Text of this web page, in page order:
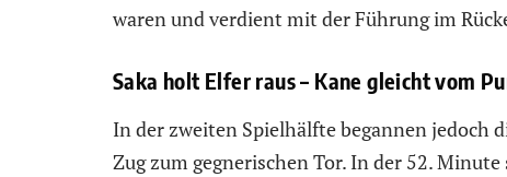
waren und verdient mit der Führung im
Saka holt Elfer raus – Kane gleicht vom
In der zweiten Spielhälfte begannen jedoch
Zug zum gegnerischen Tor. In der 52.